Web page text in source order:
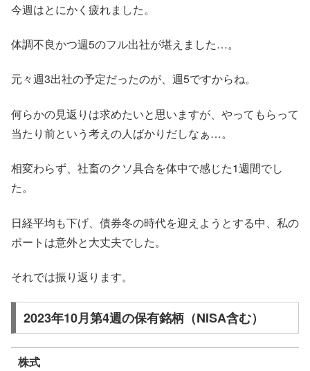
今週はとにかく疲れました。
体調不良かつ週5のフル出社が堪えました…。
元々週3出社の予定だったのが、週5ですからね。
何らかの見返りは求めたいと思いますが、やってもらって
当たり前という考えの人ばかりだしなぁ…。
相変わらず、社畜のクソ具合を体中で感じた1週間でし
た。
日経平均も下げ、債券冬の時代を迎えようとする中、私の
ポートは意外と大丈夫でした。
それでは振り返ります。
2023年10月第4週の保有銘柄（NISA含む）
株式